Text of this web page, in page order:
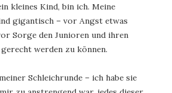
kleines Kind, bin ich. Meine
gigantisch – vor Angst etwas
Sorge den Junioren und ihren
werden zu können.
Schleichrunde – ich habe sie